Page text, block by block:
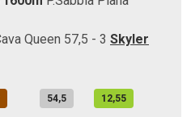
Queen 57,5 - 3 Skyler
54,5 12,55